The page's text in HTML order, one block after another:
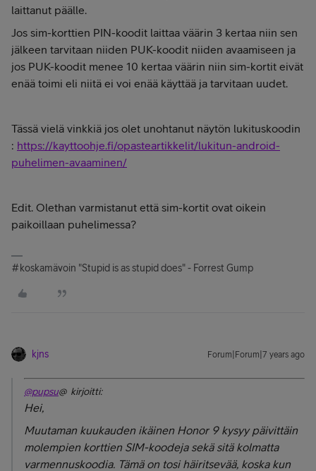
laittanut päälle.
Jos sim-korttien PIN-koodit laittaa väärin 3 kertaa niin sen
jälkeen tarvitaan niiden PUK-koodit niiden avaamiseen ja
jos PUK-koodit menee 10 kertaa väärin niin sim-kortit eivät
enää toimi eli niitä ei voi enää käyttää ja tarvitaan uudet.
Tässä vielä vinkkiä jos olet unohtanut näytön lukituskoodin
: https://kayttoohje.fi/opasteartikkelit/lukitun-android-
puhelimen-avaaminen/
Edit. Olethan varmistanut että sim-kortit ovat oikein
paikoillaan puhelimessa?
#koskamävoin "Stupid is as stupid does" - Forrest Gump
kjns Forum|Forum|7 years ago
@pupsu@ kirjoitti:
Hei,
Muutaman kuukauden ikäinen Honor 9 kysyy päivittäin
molempien korttien SIM-koodeja sekä sitä kolmatta
varmennuskoodia. Tämä on tosi häiritsevää, koska kun